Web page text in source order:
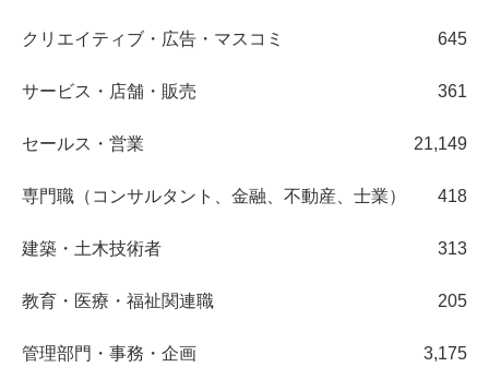
クリエイティブ・広告・マスコミ 645
サービス・店舗・販売 361
セールス・営業 21,149
専門職（コンサルタント、金融、不動産、士業） 418
建築・土木技術者 313
教育・医療・福祉関連職 205
管理部門・事務・企画 3,175